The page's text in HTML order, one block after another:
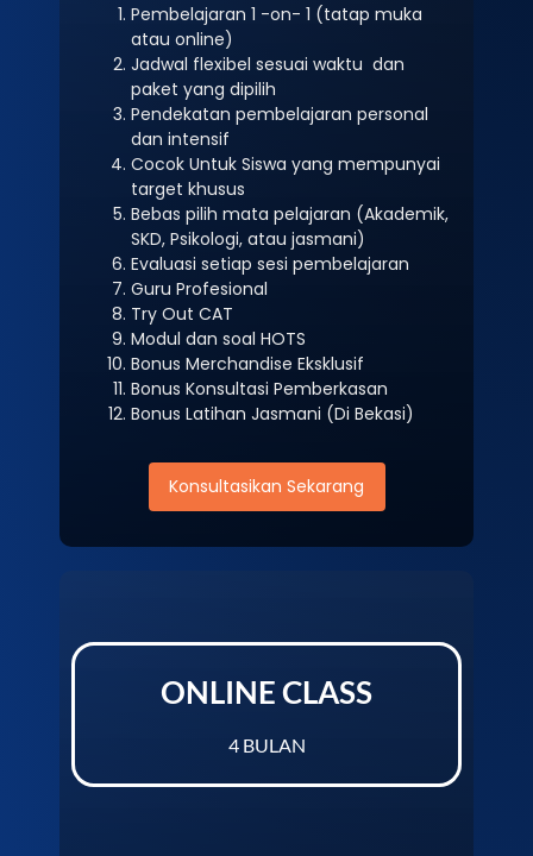
Pembelajaran 1 -on- 1 (tatap muka
atau online)
Jadwal flexibel sesuai waktu dan
paket yang dipilih
Pendekatan pembelajaran personal
dan intensif
Cocok Untuk Siswa yang mempunyai
target khusus
Bebas pilih mata pelajaran (Akademik,
SKD, Psikologi, atau jasmani)
Evaluasi setiap sesi pembelajaran
Guru Profesional
Try Out CAT
Modul dan soal HOTS
Bonus Merchandise Eksklusif
Bonus Konsultasi Pemberkasan
Bonus Latihan Jasmani (Di Bekasi)
Konsultasikan Sekarang
ONLINE CLASS
4 BULAN